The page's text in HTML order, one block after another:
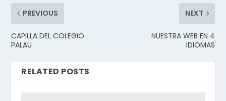
PREVIOUS
CAPILLA DEL COLEGIO
PALAU
NEXT
NUESTRA WEB EN 4
IDIOMAS
RELATED POSTS